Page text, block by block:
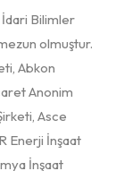
Bilimler
olmuştur.
Abkon
Anonim
Asce
Enerji İnşaat
İnşaat